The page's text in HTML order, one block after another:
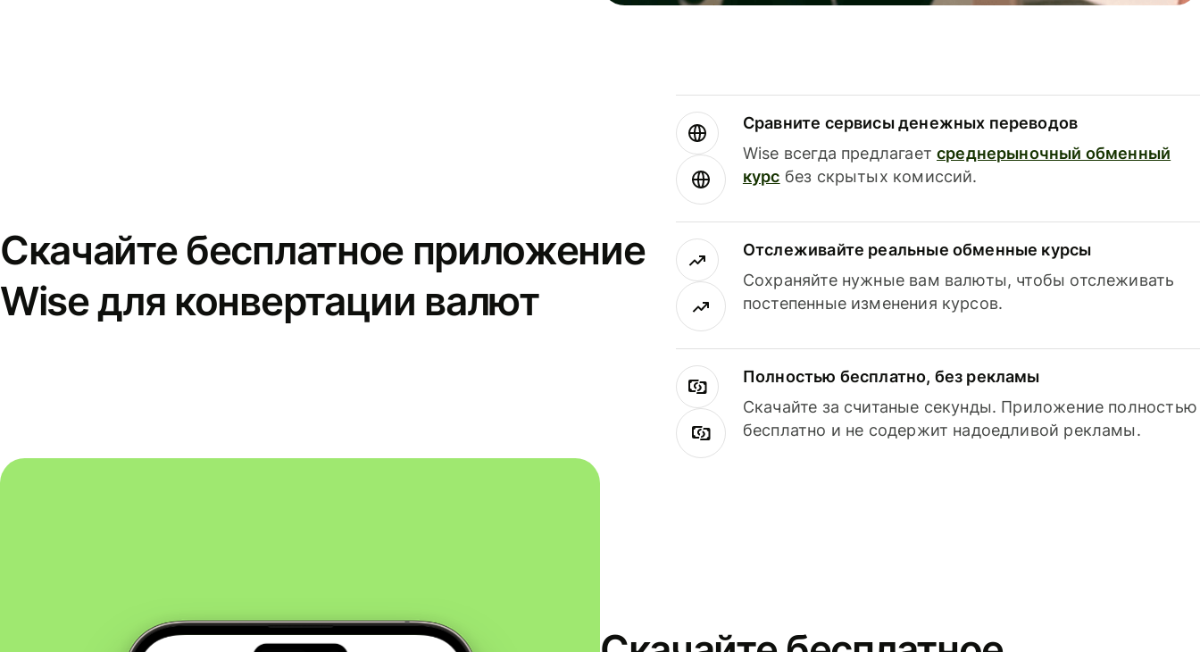
Скачайте бесплатное приложение
Wise для конвертации валют
Сравните сервисы денежных переводов
Wise всегда предлагаетсреднерыночный обменный
курс без скрытых комиссий.
Отслеживайте реальные обменные курсы
Сохраняйте нужные вам валюты, чтобы отслеживать
постепенные изменения курсов.
Полностью бесплатно, без рекламы
Скачайте за считаные секунды. Приложение полностью
бесплатно и не содержит надоедливой рекламы.